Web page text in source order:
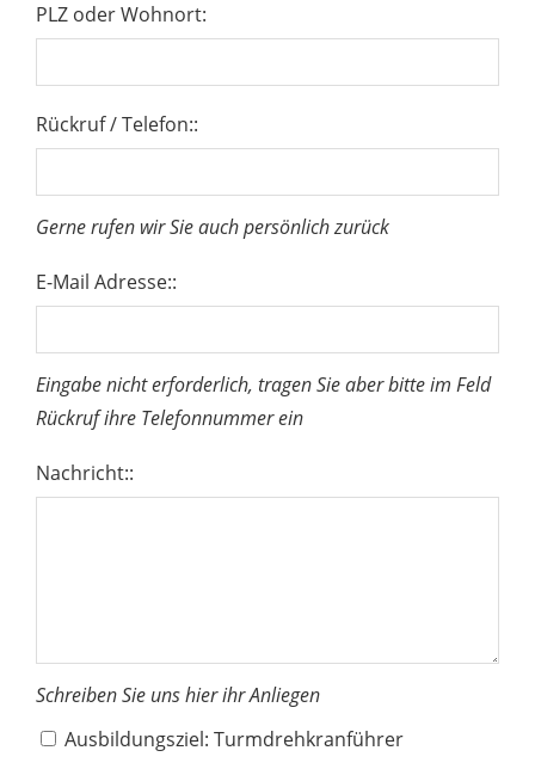
PLZ oder Wohnort:
Rückruf / Telefon::
Gerne rufen wir Sie auch persönlich zurück
E-Mail Adresse::
Eingabe nicht erforderlich, tragen Sie aber bitte im Feld
Rückruf ihre Telefonnummer ein
Nachricht::
Schreiben Sie uns hier ihr Anliegen
Ausbildungsziel: Turmdrehkranführer